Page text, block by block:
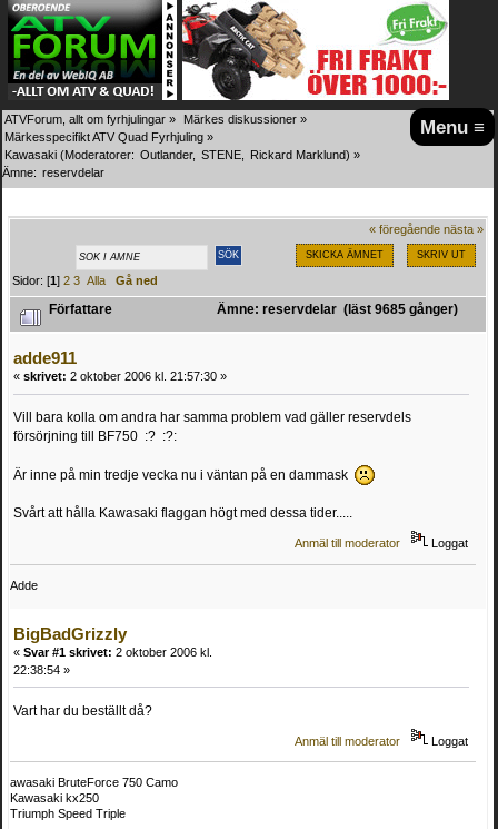
Menu ≡
ATVForum, allt om fyrhjulingar » Märkes diskussioner »
Märkesspecifikt ATV Quad Fyrhjuling »
Kawasaki (Moderatorer: Outlander, STENE Rickard Marklund) »
Ämne: reservdelar
« föregående nästa »
SKICKA ÄMNET SKRIV UT
Sidor: [1]2 3 Alla Gå ned
Författare Ämne: reservdelar (läst 9685 gånger)
adde911
« skrivet: 2 oktober 2006 kl. 21:57:30 »
Vill bara kolla om andra har samma problem vad gäller reservdels
försörjning till BF750 :? :?:
Är inne på min tredje vecka nu i väntan på en dammask
Svårt att hålla Kawasaki flaggan högt med dessa tider.....
Anmäl till moderator Loggat
Adde
BigBadGrizzly
« Svar #1 skrivet: 2 oktober 2006 kl.
22:38:54 »
Vart har du beställt då?
Anmäl till moderator Loggat
awasaki BruteForce 750 Camo
Kawasaki kx250
Triumph Speed Triple